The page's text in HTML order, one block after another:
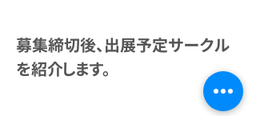
募集締切後、出展予定サークル
を紹介します。